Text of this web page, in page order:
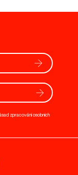
zpracování osobních